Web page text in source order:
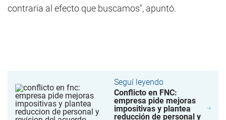
contraria al efecto que buscamos", apuntó.
Seguí leyendo
Conflicto en FNC:
empresa pide mejoras
impositivas y plantea
reducción de personal y